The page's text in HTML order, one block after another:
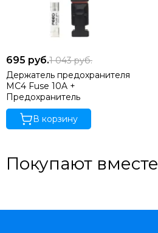
695 руб.1 043руб.
Держатель предохранителя
MC4 Fuse 10A +
Предохранитель
В корзину
Покупают вместе